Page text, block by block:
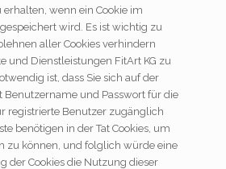
wenn ein Cookie im
wird. Es ist wichtig zu
aller Cookies verhindern
und Dienstleistungen FitArt KG zu
ist, dass Sie sich auf der
Benutzername und Passwort für die
registrierte Benutzer zugänglich
benötigen in der Tat Cookies, um
zu können, und folglich würde eine
der Cookies die Nutzung dieser